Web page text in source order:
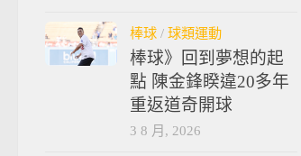
棒球 / 球類運動
棒球》回到夢想的起
點 陳金鋒睽違20多年
重返道奇開球
3 8 月, 2026